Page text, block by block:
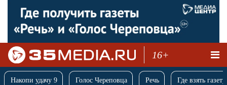
16+
Накопи удачу 9 Голос Череповца Речь Где взять